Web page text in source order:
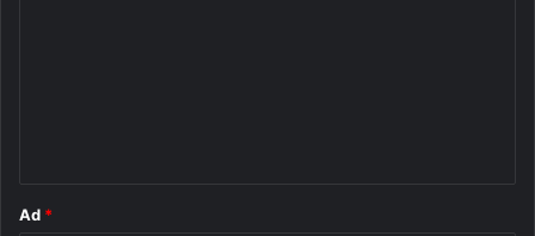
Ad *